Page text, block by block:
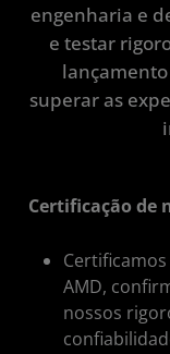
engenharia e
e testar
superar as
Certificação de
AMD,
nossos